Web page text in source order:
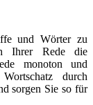
und Wörter zu
Ihrer Rede die
monoton und
durch
sorgen Sie so für